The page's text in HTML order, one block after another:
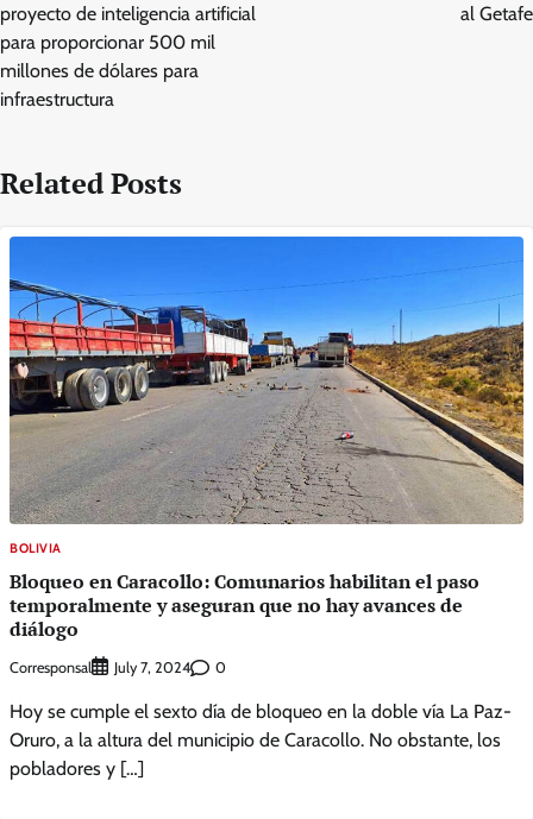
proyecto de inteligencia artificial
para proporcionar 500 mil
millones de dólares para
infraestructura
al Getafe
Related Posts
BOLIVIA
Bloqueo en Caracollo: Comunarios habilitan el paso
temporalmente y aseguran que no hay avances de
diálogo
Corresponsal July 7, 2024 0
Hoy se cumple el sexto día de bloqueo en la doble vía La Paz-
Oruro, a la altura del municipio de Caracollo. No obstante, los
pobladores y […]